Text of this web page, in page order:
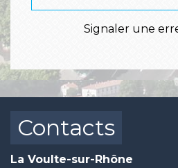
Signaler une
Contacts
La Voulte-sur-Rhône